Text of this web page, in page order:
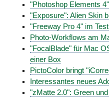
"Photoshop Elements
"Exposure": Alien Skin
"Freeway Pro 4" im
Photo-Workflows am
"FocalBlade" für Mac
einer Box
PictoColor bringt
Interessantes neues
"zMatte 2.0": Green